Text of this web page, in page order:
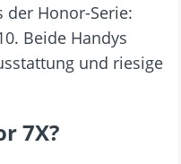
der Honor-Serie:
Beide Handys
und riesige
7X?